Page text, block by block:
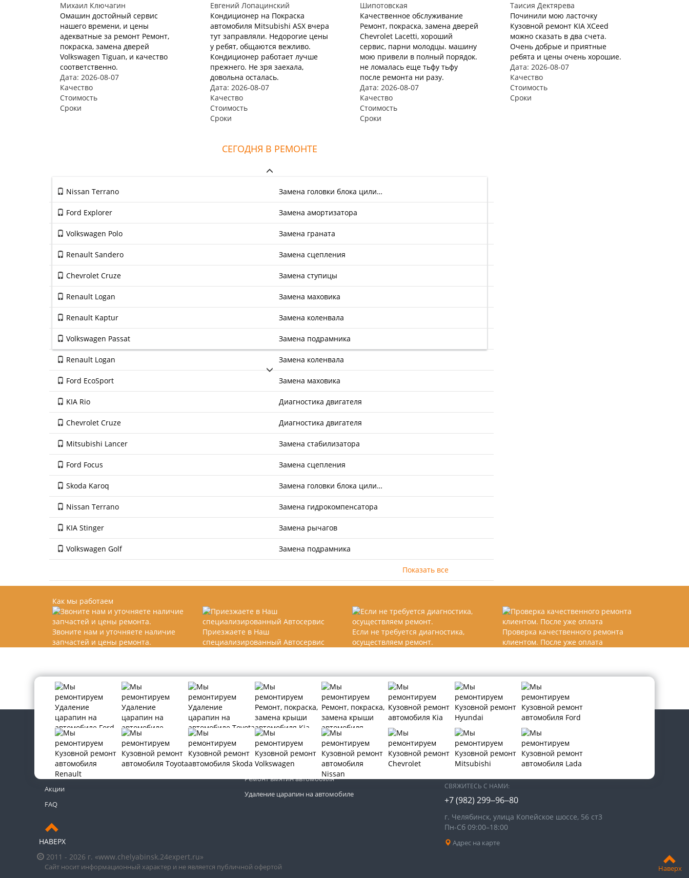
Михаил Ключагин
Омашин достойный сервис
нашего времени, и цены
адекватные за ремонт Ремонт,
покраска, замена дверей
Volkswagen Tiguan, и качество
соответственно.
Дата: 2026-08-07
Качество
Стоимость
Сроки
Евгений Лопацинский
Кондиционер на Покраска
автомобиля Mitsubishi ASX вчера
тут заправляли. Недорогие цены
у ребят, общаются вежливо.
Кондиционер работает лучше
прежнего. Не зря заехала,
довольна осталась.
Дата: 2026-08-07
Качество
Стоимость
Сроки
Шипотовская
Качественное обслуживание
Ремонт, покраска, замена дверей
Chevrolet Lacetti, хороший
сервис, парни молодцы. машину
мою привели в полный порядок.
не ломалась еще тьфу тьфу
после ремонта ни разу.
Дата: 2026-08-07
Качество
Стоимость
Сроки
Таисия Дектярева
Починили мою ласточку
Кузовной ремонт KIA XCeed
можно сказать в два счета.
Очень добрые и приятные
ребята и цены очень хорошие.
Дата: 2026-08-07
Качество
Стоимость
Сроки
СЕГОДНЯ В РЕМОНТЕ
Nissan Terrano Замена головки блока цили…
Ford Explorer Замена амортизатора
Volkswagen Polo Замена граната
Renault Sandero Замена сцепления
Chevrolet Cruze Замена ступицы
Renault Logan Замена маховика
Renault Kaptur Замена коленвала
Volkswagen Passat Замена подрамника
Renault Logan Замена коленвала
Ford EcoSport Замена маховика
KIA Rio Диагностика двигателя
Chevrolet Cruze Диагностика двигателя
Mitsubishi Lancer Замена стабилизатора
Ford Focus Замена сцепления
Skoda Karoq Замена головки блока цили…
Nissan Terrano Замена гидрокомпенсатора
KIA Stinger Замена рычагов
Volkswagen Golf Замена подрамника
Показать все
Наверх
Как мы работаем
Звоните нам и уточняете наличие
запчастей и цены ремонта.
Приезжаете в Наш
специализированный Автосервис
Если не требуется диагностика,
осуществляем ремонт.
Проверка качественного ремонта
клиентом. После уже оплата
Контакты
Новости
Акции
FAQ
НАВЕРХ
2011 - 2026 г. «www.chelyabinsk.24expert.ru»
Кузовной ремонт автомобиля
Покраска автомобиля
Ремонт вмятин автомобиля
Удаление царапин на автомобиле
МЫ В СОЦИАЛЬНЫХ СЕТЯХ:
СВЯЖИТЕСЬ С НАМИ:
+7 (982) 299‒96‒80
г. Челябинск, улица Копейское шоссе, 56 ст3​
Пн-Сб 09:00–18:00
Адрес на карте
Сайт носит информационный характер и не является публичной офертой